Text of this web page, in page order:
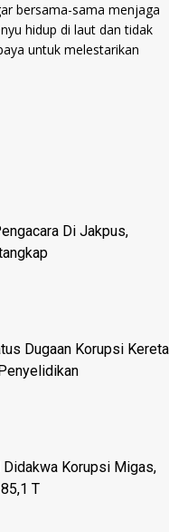
bersama-sama menjaga
hidup di laut dan tidak
untuk melestarikan
Di Jakpus,
Dugaan Korupsi Kereta
Didakwa Korupsi Migas,
T